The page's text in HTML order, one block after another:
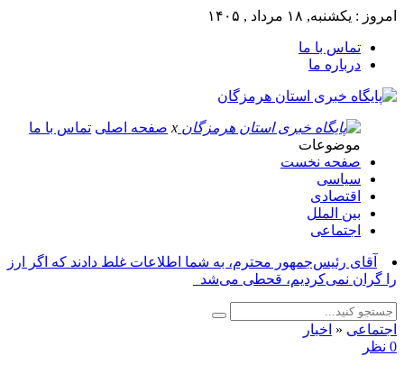
امروز : یکشنبه, ۱۸ مرداد , ۱۴۰۵
تماس با ما
درباره ما
x صفحه اصلی تماس با ما
موضوعات
صفحه نخست
سیاسی
اقتصادی
بین الملل
اجتماعی
آقای رئیس‌جمهور محترم، به شما اطلاعات غلط دادند که اگر ارز
را گران نمی‌کردیم، قحطی می‌شد_
اجتماعی « اخبار
0 نظر